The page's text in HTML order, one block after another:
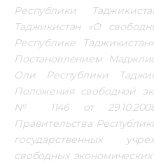
Республики
Таджикистан «О
Республике
Постановлением
Оли Республики
Положения свободной
№ 1146 от 29.10.2008
Правительства
государственных
свободных